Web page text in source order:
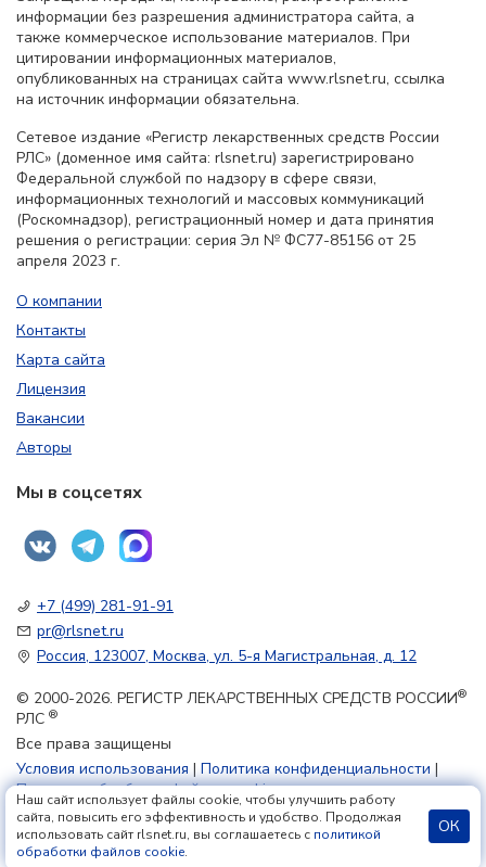
информации без разрешения администратора сайта, а
также коммерческое использование материалов. При
цитировании информационных материалов,
опубликованных на страницах сайта www.rlsnet.ru, ссылка
на источник информации обязательна.
Сетевое издание «Регистр лекарственных средств России
РЛС» (доменное имя сайта: rlsnet.ru) зарегистрировано
Федеральной службой по надзору в сфере связи,
информационных технологий и массовых коммуникаций
(Роскомнадзор), регистрационный номер и дата принятия
решения о регистрации: серия Эл № ФС77-85156 от 25
апреля 2023 г.
О компании
Контакты
Карта сайта
Лицензия
Вакансии
Авторы
Мы в соцсетях
+7 (499) 281-91-91
pr@rlsnet.ru
Россия, 123007, Москва, ул. 5-я Магистральная, д. 12
© 2000-2026. РЕГИСТР ЛЕКАРСТВЕННЫХ СРЕДСТВ РОССИИ®
РЛС ®
Все права защищены
Условия использования | Политика конфиденциальности |
Политика обработки файлов cookie
18+
Наш сайт использует файлы cookie, чтобы улучшить работу
сайта, повысить его эффективность и удобство. Продолжая
использовать сайт rlsnet.ru, вы соглашаетесь с политикой
обработки файлов cookie.
ОК